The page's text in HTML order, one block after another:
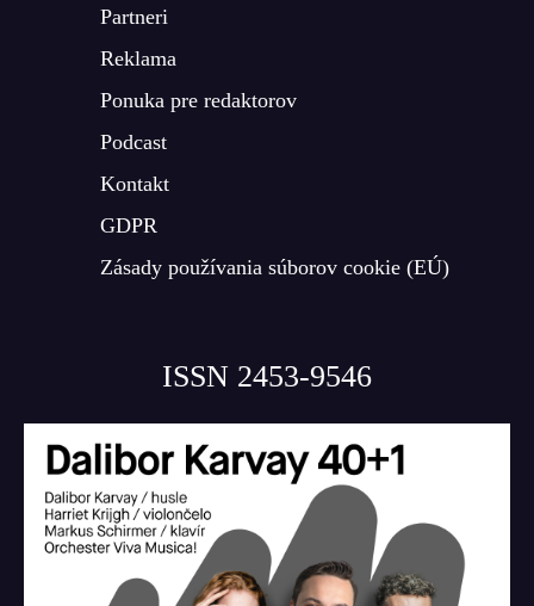
Partneri
Reklama
Ponuka pre redaktorov
Podcast
Kontakt
GDPR
Zásady používania súborov cookie (EÚ)
ISSN 2453-9546